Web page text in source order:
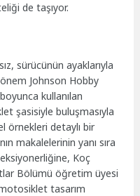
de taşıyor.
sürücünün ayaklarıyla
Johnson Hobby
kullanılan
şasisiyle buluşmasıyla
örnekleri detaylı bir
makalelerinin yanı sıra
Koç
Bölümü öğretim üyesi
tasarım